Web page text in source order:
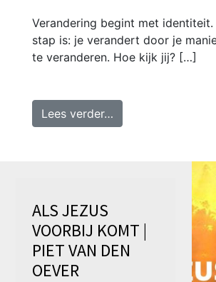
Verandering begint met
stap is: je verandert door je
te veranderen. Hoe kijk jij? […]
Lees verder…from Piet van den
ALS JEZUS
VOORBIJ KOMT |
PIET VAN DEN
OEVER